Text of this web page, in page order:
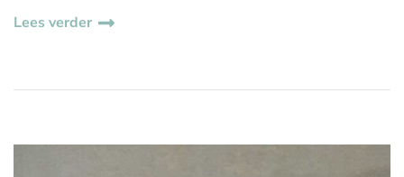
Lees verder